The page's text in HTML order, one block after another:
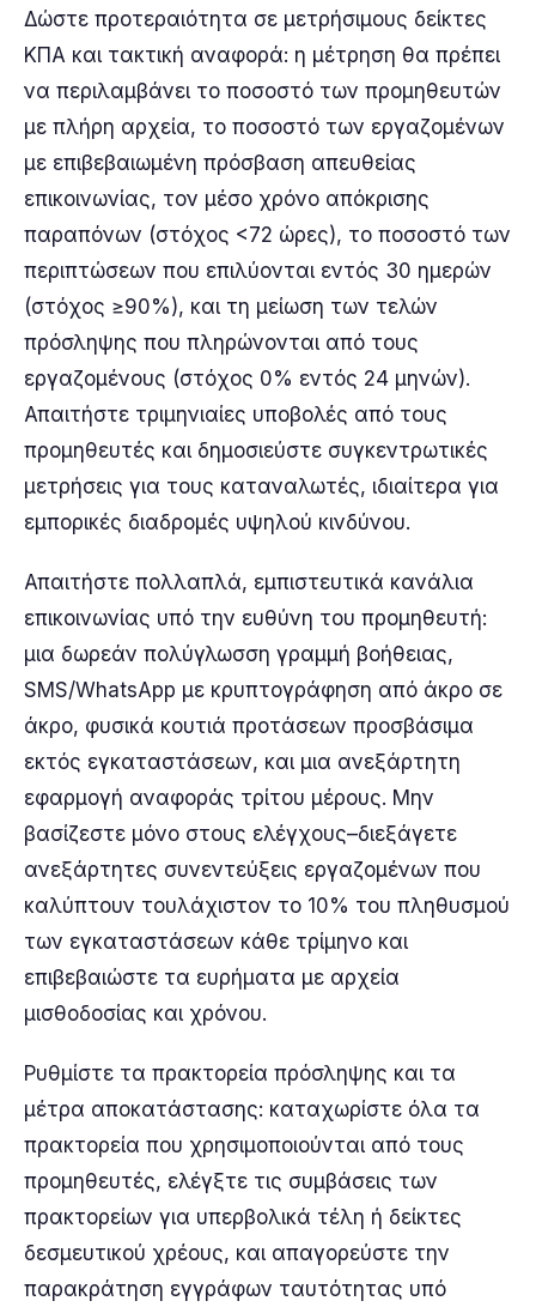
Δώστε προτεραιότητα σε μετρήσιμους δείκτες
ΚΠΑ και τακτική αναφορά: η μέτρηση θα πρέπει
να περιλαμβάνει το ποσοστό των προμηθευτών
με πλήρη αρχεία, το ποσοστό των εργαζομένων
με επιβεβαιωμένη πρόσβαση απευθείας
επικοινωνίας, τον μέσο χρόνο απόκρισης
παραπόνων (στόχος <72 ώρες), το ποσοστό των
περιπτώσεων που επιλύονται εντός 30 ημερών
(στόχος ≥90%), και τη μείωση των τελών
πρόσληψης που πληρώνονται από τους
εργαζομένους (στόχος 0% εντός 24 μηνών).
Απαιτήστε τριμηνιαίες υποβολές από τους
προμηθευτές και δημοσιεύστε συγκεντρωτικές
μετρήσεις για τους καταναλωτές, ιδιαίτερα για
εμπορικές διαδρομές υψηλού κινδύνου.
Απαιτήστε πολλαπλά, εμπιστευτικά κανάλια
επικοινωνίας υπό την ευθύνη του προμηθευτή:
μια δωρεάν πολύγλωσση γραμμή βοήθειας,
SMS/WhatsApp με κρυπτογράφηση από άκρο σε
άκρο, φυσικά κουτιά προτάσεων προσβάσιμα
εκτός εγκαταστάσεων, και μια ανεξάρτητη
εφαρμογή αναφοράς τρίτου μέρους. Μην
βασίζεστε μόνο στους ελέγχους–διεξάγετε
ανεξάρτητες συνεντεύξεις εργαζομένων που
καλύπτουν τουλάχιστον το 10% του πληθυσμού
των εγκαταστάσεων κάθε τρίμηνο και
επιβεβαιώστε τα ευρήματα με αρχεία
μισθοδοσίας και χρόνου.
Ρυθμίστε τα πρακτορεία πρόσληψης και τα
μέτρα αποκατάστασης: καταχωρίστε όλα τα
πρακτορεία που χρησιμοποιούνται από τους
προμηθευτές, ελέγξτε τις συμβάσεις των
πρακτορείων για υπερβολικά τέλη ή δείκτες
δεσμευτικού χρέους, και απαγορεύστε την
παρακράτηση εγγράφων ταυτότητας υπό